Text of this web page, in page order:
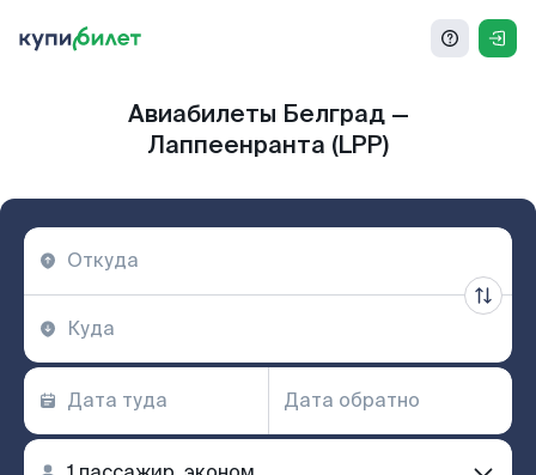
Авиабилеты Белград —
Лаппеенранта (LPP)